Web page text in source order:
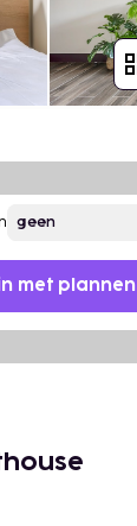
met plannen